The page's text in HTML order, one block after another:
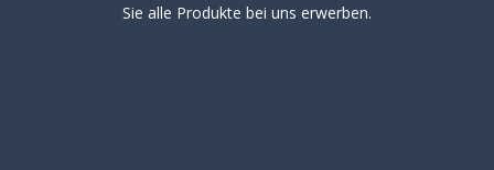
Sie alle Produkte bei uns erwerben.